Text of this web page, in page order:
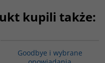
kupili także:
Goodbye i wybrane